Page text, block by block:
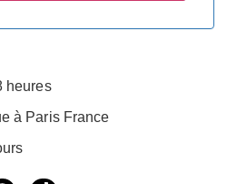
heures
à Paris France